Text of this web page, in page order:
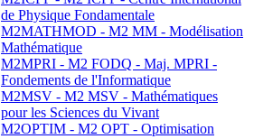
de Physique Fondamentale
M2MATHMOD - M2 MM - Modélisation
Mathématique
M2MPRI - M2 FODQ - Maj. MPRI -
Fondements de l'Informatique
M2MSV - M2 MSV - Mathématiques
pour les Sciences du Vivant
M2OPTIM - M2 OPT - Optimisation